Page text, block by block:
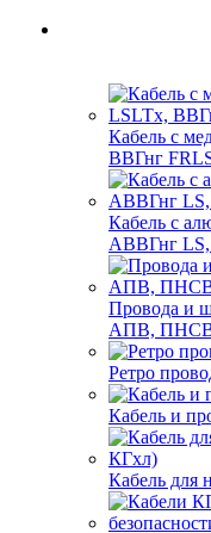
Кабель с
ВВГнг
Кабель с
АВВГнг
Провода
АПВ,
Ретро
Кабель и
Кабель для